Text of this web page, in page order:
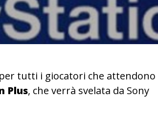
tutti i giocatori che attendono
Plus, che verrà svelata da Sony